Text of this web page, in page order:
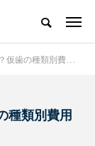
用について徹底解説！
種類別費用